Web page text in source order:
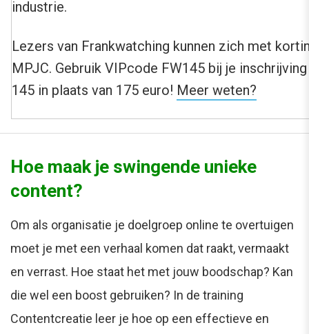
industrie.
Lezers van Frankwatching kunnen zich met
MPJC. Gebruik VIPcode FW145 bij je
145 in plaats van 175 euro! Meer weten?
Hoe maak je swingende unieke
content?
Om als organisatie je doelgroep online te overtuigen
moet je met een verhaal komen dat raakt, vermaakt
en verrast. Hoe staat het met jouw boodschap? Kan
die wel een boost gebruiken? In de training
Contentcreatie leer je hoe op een effectieve en